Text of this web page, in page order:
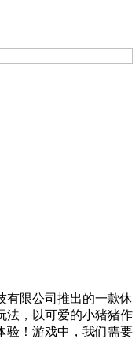
有限公司推出的一款休
法，以可爱的小猪猪作
验！游戏中，我们需要